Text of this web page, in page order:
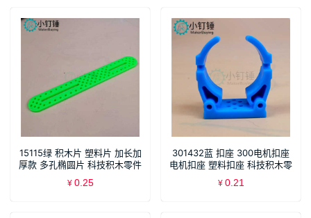
15115绿 积木片 塑料片 加长加
厚款 多孔椭圆片 科技积木零件
B202
¥ 0.25
301432蓝 扣座 300电机扣座
电机扣座 塑料扣座 科技积木零
件
¥ 0.21